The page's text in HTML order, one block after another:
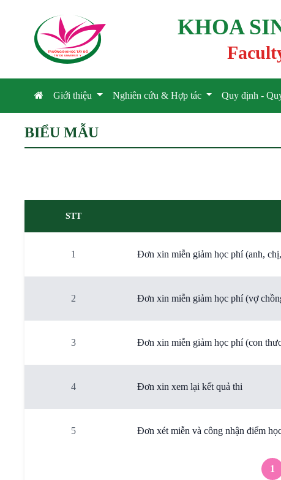
TRƯỜNG ĐẠI HỌC TÂY ĐÔ
TAY DO UNIVERSIT Y
KHOA
Giới thiệu Nghiên cứu & Hợp tác Quy định -
BIỂU MẪU
STT
1 Đơn xin miễn giảm học phí (anh,
2 Đơn xin miễn giảm học phí (vợ
3 Đơn xin miễn giảm học phí (con
4 Đơn xin xem lại kết quả thi
5 Đơn xét miễn và công nhận điểm
1